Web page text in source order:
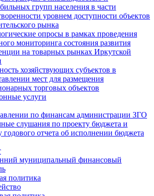
групп населения в части
уровнем доступности объектов
рынка
опросы в рамках проведения
мониторинга состояния развития
на товарных рынках Иркутской
хозяйствующих субъектов в
мест для размещения
торговых объектов
услуги
по финансам администрации ЗГО
слушания по проекту бюджета и
годового отчета об исполнении бюджета
муниципальный финансовый
политика